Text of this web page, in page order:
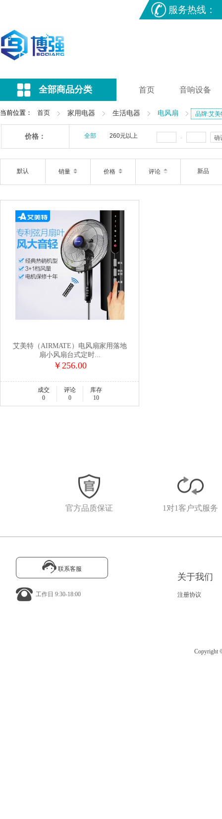
服务热线：
全部商品分类 首页 音响设备
当前位置： 首页 家用电器 生活电器 电风扇 品牌:艾美
价格： 全部 260元以上 - 确
默认 销量 价格 评论 新品
艾美特（AIRMATE）电风扇家用落地
扇小风扇台式定时...
￥256.00
成交
0
评论
0
库存
10
官方品质保证 1对1客户式服务
联系客服
工作日 9:30-18:00
关于我们
注册协议
Copyright